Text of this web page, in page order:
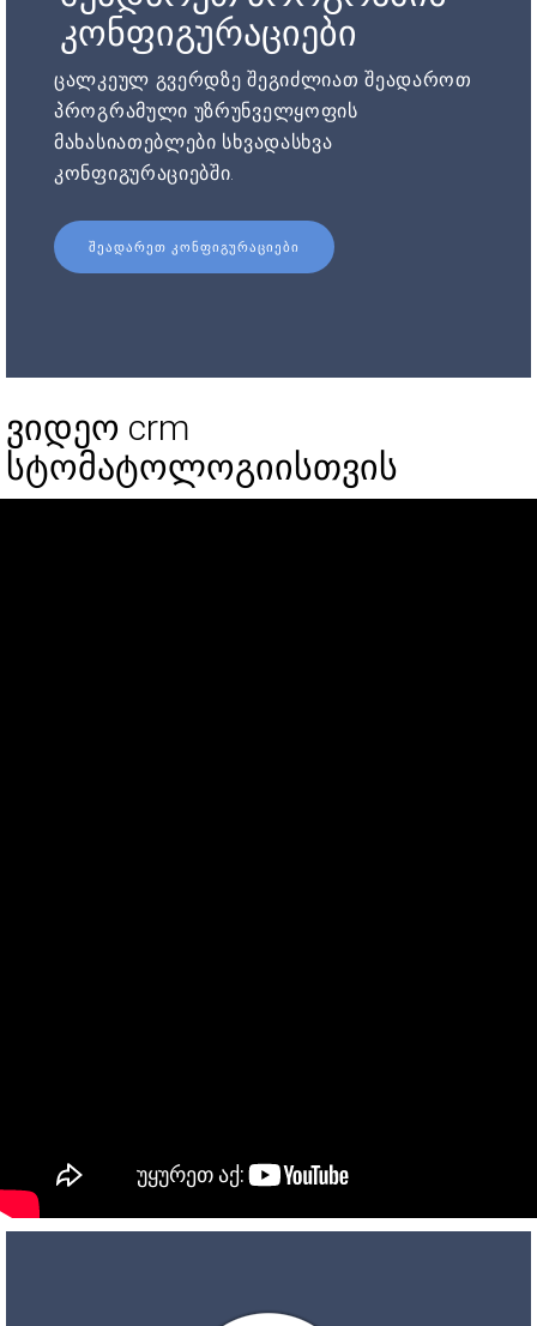
კონფიგურაციები
ცალკეულ გვერდზე შეგიძლიათ შეადაროთ
პროგრამული უზრუნველყოფის
მახასიათებლები სხვადასხვა
კონფიგურაციებში.
ᲨᲔᲐᲓᲐᲠᲔᲗ ᲙᲝᲜᲤᲘᲒᲣᲠᲐᲪᲘᲔᲑᲘ
ვიდეო crm
სტომატოლოგიისთვის